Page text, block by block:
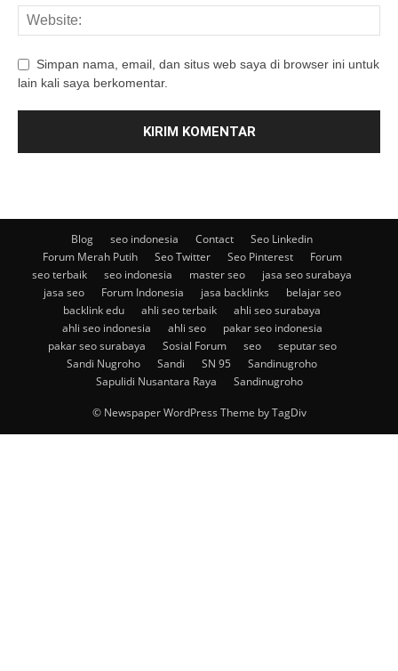
Simpan nama, email, dan situs web saya di browser ini untuk
lain kali saya berkomentar.
Blog seo indonesia Contact
Seo Linkedin
Forum Merah Putih
Seo Twitter Seo Pinterest
Forum
seo terbaik
seo indonesia master seo
jasa seo surabaya
jasa seo
Forum Indonesia jasa backlinks
belajar seo
backlink edu
ahli seo terbaik
ahli seo surabaya
ahli seo indonesia
ahli seo
pakar seo indonesia
pakar seo surabaya
Sosial Forum seo
seputar seo
Sandi Nugroho
Sandi SN 95
Sandinugroho
Sapulidi Nusantara Raya
Sandinugroho
© Newspaper WordPress Theme by TagDiv